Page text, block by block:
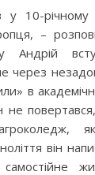
10-річному
–
Андрій
через
в
він